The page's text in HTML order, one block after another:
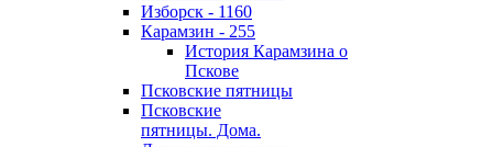
Изборск - 1160
Карамзин - 255
История Карамзина о
Пскове
Псковские пятницы
Псковские
пятницы. Дома.